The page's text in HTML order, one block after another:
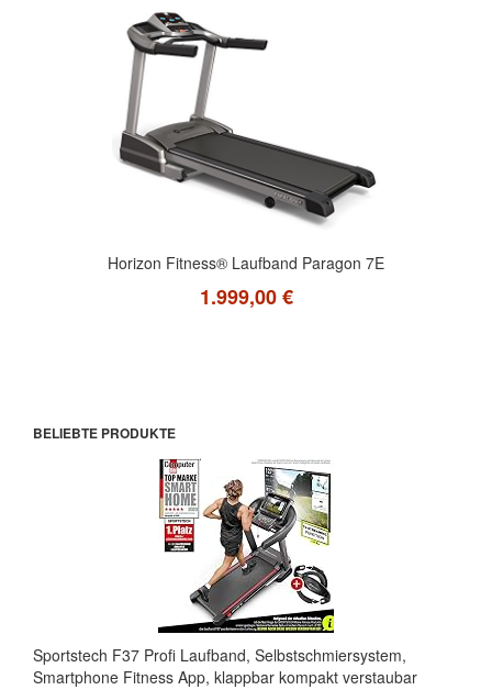
Horizon Fitness® Laufband Paragon 7E
1.999,00 €
BELIEBTE PRODUKTE
Sportstech F37 Profi Laufband, Selbstschmiersystem,
Smartphone Fitness App, klappbar kompakt verstaubar